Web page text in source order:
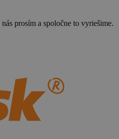
nás prosím a spoločne to vyriešime.